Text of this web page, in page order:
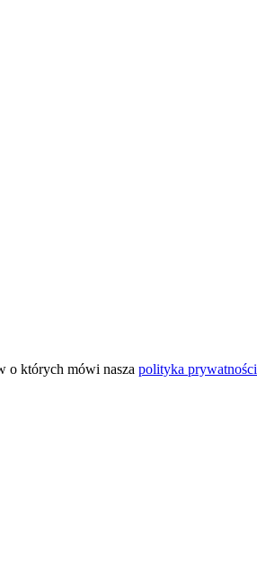
o których mówi nasza polityka prywatności